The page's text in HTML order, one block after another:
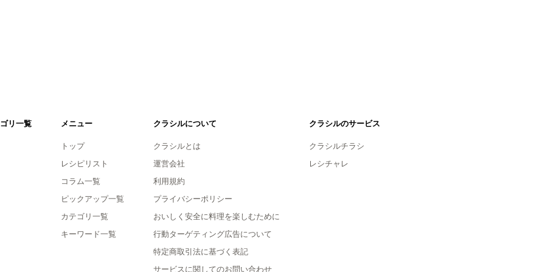
リ一覧 メニュー
トップ
レシピリスト
コラム一覧
ピックアップ一覧
カテゴリ一覧
キーワード一覧
クラシルについて
クラシルとは
運営会社
利用規約
プライバシーポリシー
おいしく安全に料理を楽しむために
行動ターゲティング広告について
特定商取引法に基づく表記
サービスに関してのお問い合わせ
クラシルのサービス
クラシルチラシ
レシチャレ